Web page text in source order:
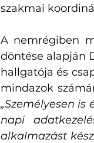
szakmai
A nemrégiben
döntése alapján
hallgatója és
„Személyesen
napi
alkalmazást